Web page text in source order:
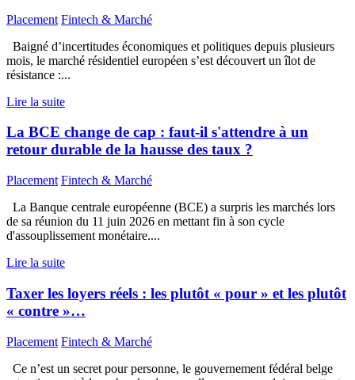
Placement Fintech & Marché
Baigné d’incertitudes économiques et politiques depuis plusieurs
mois, le marché résidentiel européen s’est découvert un îlot de
résistance :...
Lire la suite
La BCE change de cap : faut-il s'attendre à un
retour durable de la hausse des taux ?
Placement Fintech & Marché
La Banque centrale européenne (BCE) a surpris les marchés lors
de sa réunion du 11 juin 2026 en mettant fin à son cycle
d'assouplissement monétaire....
Lire la suite
Taxer les loyers réels : les plutôt « pour » et les plutôt
« contre »…
Placement Fintech & Marché
Ce n’est un secret pour personne, le gouvernement fédéral belge